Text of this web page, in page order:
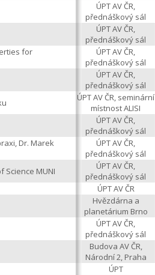
ÚPT AV ČR,
přednáškový sál
ÚPT AV ČR,
přednáškový sál
for
ÚPT AV ČR,
přednáškový sál
ÚPT AV ČR,
přednáškový sál
ÚPT AV ČR, seminární
místnost ALISI
ÚPT AV ČR,
přednáškový sál
Dr. Marek
ÚPT AV ČR,
přednáškový sál
Science MUNI
ÚPT AV ČR,
přednáškový sál
ÚPT AV ČR
Hvězdárna a
planetárium Brno
ÚPT AV ČR,
přednáškový sál
Budova AV ČR,
Národní 2, Praha
ÚPT